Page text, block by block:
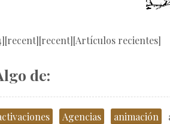
recientes]
de:
Agencias animación